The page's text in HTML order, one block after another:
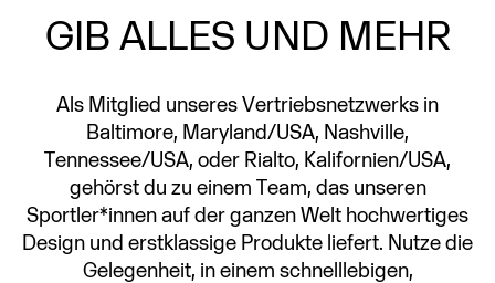
GIB ALLES UND MEHR
Als Mitglied unseres Vertriebsnetzwerks in
Baltimore, Maryland/USA, Nashville,
Tennessee/USA, oder Rialto, Kalifornien/USA,
gehörst du zu einem Team, das unseren
Sportler*innen auf der ganzen Welt hochwertiges
Design und erstklassige Produkte liefert. Nutze die
Gelegenheit, in einem schnelllebigen,